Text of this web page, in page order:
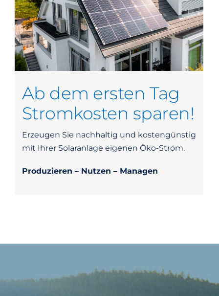
Suche
nach:
Ab dem ersten Tag
Stromkosten sparen!
Erzeugen Sie nachhaltig und kostengünstig
mit Ihrer Solaranlage eigenen Öko-Strom.
Produzieren – Nutzen – Managen